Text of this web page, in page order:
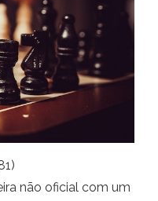
não oficial com um